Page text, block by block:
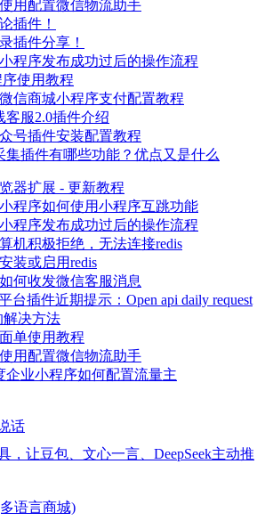
用配置微信物流助手
插件！
插件分享！
程序发布成功过后的操作流程
使用教程
信商城小程序支付配置教程
客服2.0插件介绍
号插件安装配置教程
集插件有哪些功能？优点又是什么
器扩展 - 更新教程
程序如何使用小程序互跳功能
程序发布成功过后的操作流程
机积极拒绝，无法连接redis
装或启用redis
何收发微信客服消息
台插件近期提示：Open api daily request
解决方法
单使用教程
用配置微信物流助手
企业小程序如何配置流量主
话
，让豆包、文心一言、DeepSeek主动推
语言商城)